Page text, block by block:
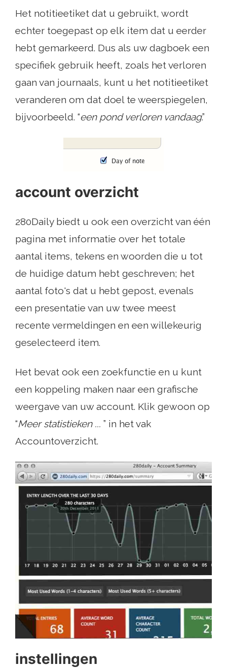
Het notitieetiket dat u gebruikt, wordt
echter toegepast op elk item dat u eerder
hebt gemarkeerd. Dus als uw dagboek een
specifiek gebruik heeft, zoals het verloren
gaan van journaals, kunt u het notitieetiket
veranderen om dat doel te weerspiegelen,
bijvoorbeeld. “een pond verloren vandaag.”
account overzicht
280Daily biedt u ook een overzicht van één
pagina met informatie over het totale
aantal items, tekens en woorden die u tot
de huidige datum hebt geschreven; het
aantal foto's dat u hebt gepost, evenals
een presentatie van uw twee meest
recente vermeldingen en een willekeurig
geselecteerd item.
Het bevat ook een zoekfunctie en u kunt
een koppeling maken naar een grafische
weergave van uw account. Klik gewoon op
“Meer statistieken ... ” in het vak
Accountoverzicht.
instellingen